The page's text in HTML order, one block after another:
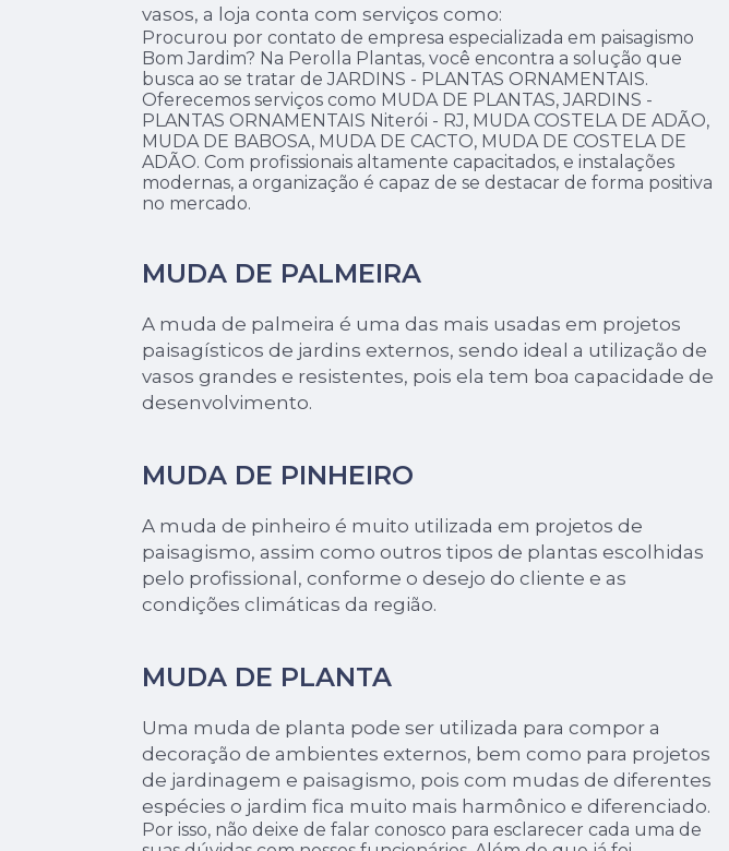
vasos, a loja conta com serviços como:
Procurou por contato de empresa especializada em paisagismo
Bom Jardim? Na Perolla Plantas, você encontra a solução que
busca ao se tratar de JARDINS - PLANTAS ORNAMENTAIS.
Oferecemos serviços como MUDA DE PLANTAS, JARDINS -
PLANTAS ORNAMENTAIS Niterói - RJ, MUDA COSTELA DE ADÃO,
MUDA DE BABOSA, MUDA DE CACTO, MUDA DE COSTELA DE
ADÃO. Com profissionais altamente capacitados, e instalações
modernas, a organização é capaz de se destacar de forma positiva
no mercado.
MUDA DE PALMEIRA
A muda de palmeira é uma das mais usadas em projetos
paisagísticos de jardins externos, sendo ideal a utilização de
vasos grandes e resistentes, pois ela tem boa capacidade de
desenvolvimento.
MUDA DE PINHEIRO
A muda de pinheiro é muito utilizada em projetos de
paisagismo, assim como outros tipos de plantas escolhidas
pelo profissional, conforme o desejo do cliente e as
condições climáticas da região.
MUDA DE PLANTA
Uma muda de planta pode ser utilizada para compor a
decoração de ambientes externos, bem como para projetos
de jardinagem e paisagismo, pois com mudas de diferentes
espécies o jardim fica muito mais harmônico e diferenciado.
Por isso, não deixe de falar conosco para esclarecer cada uma de